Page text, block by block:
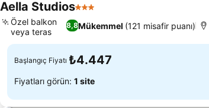
Aella Studios3 Yıldız
8,8Mükemmel (121 misafir puanı)
Özel balkon
veya teras
Başlangıç Fiyatı ₺4.447
Fiyatları görün: 1 site